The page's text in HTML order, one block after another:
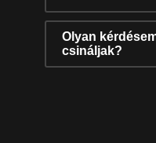
Olyan
csináljak?